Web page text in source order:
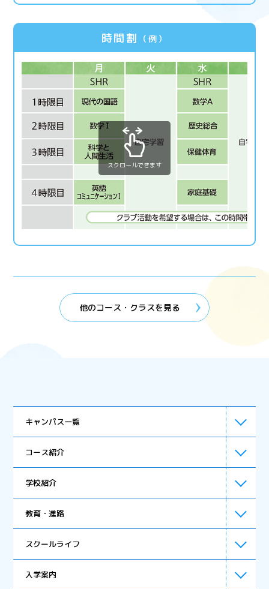
時間割 （例）
スクロールできます
他のコース・クラスを見る
キャンパス一覧
コース紹介
週5日コース
週3日コース
オンラインコース
週1日コース
学校紹介
教育・進路
スクールライフ
入学案内